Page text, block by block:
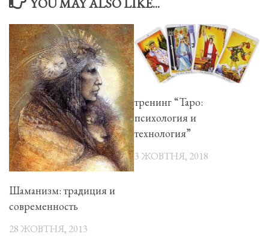
Шаманизм: традиция и
современность
28 ЖОВТНЯ, 2013
тренинг “Таро:
психология и
технология”
3 ЖОВТНЯ, 2018